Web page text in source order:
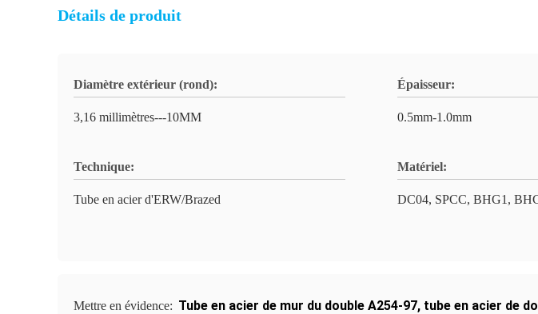
Détails de produit
Diamètre extérieur (rond):
3,16 millimètres---10MM
Épaisseur:
0.5mm-1.0mm
Technique:
Tube en acier d'ERW/Brazed
Matériel:
DC04, SPCC, BHG1,
Mettre en évidence: Tube en acier de mur du double A254-97, tube en acier de